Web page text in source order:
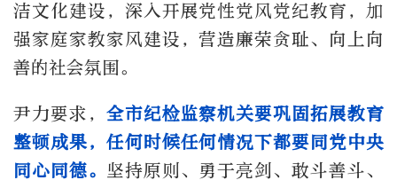
洁文化建设，深入开展党性党风党纪教育，加
强家庭家教家风建设，营造廉荣贪耻、向上向
善的社会氛围。
尹力要求， 全市纪检监察机关要巩固拓展教育
整顿成果，任何时候任何情况下都要同党中央
同心同德。 坚持原则、勇于亮剑、敢斗善斗、